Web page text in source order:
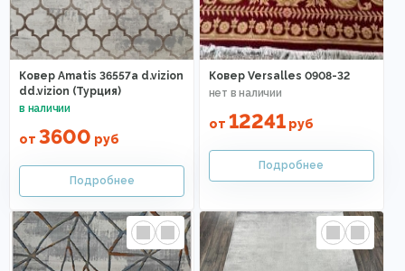
Ковер Amatis 36557a d.vizion
dd.vizion (Турция)
от 3600 руб
Ковер Versalles 0908-32
от 12241руб